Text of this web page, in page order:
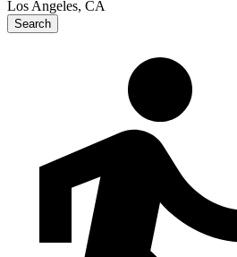
Los Angeles, CA
Search